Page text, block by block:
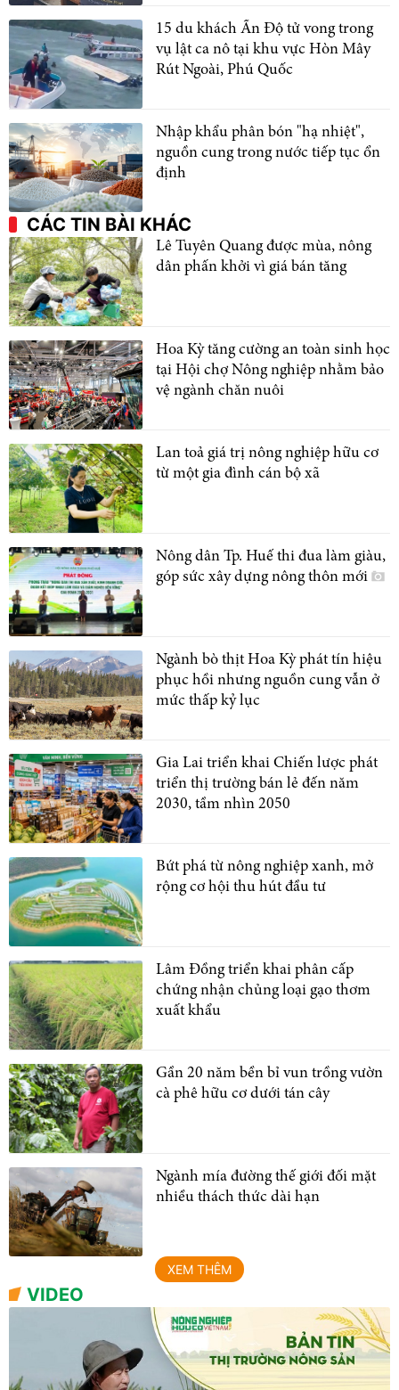
15 du khách Ấn Độ tử vong trong
vụ lật ca nô tại khu vực Hòn Mây
Rút Ngoài, Phú Quốc
Nhập khẩu phân bón "hạ nhiệt",
nguồn cung trong nước tiếp tục ổn
định
CÁC TIN BÀI KHÁC
Lê Tuyên Quang được mùa, nông
dân phấn khởi vì giá bán tăng
Hoa Kỳ tăng cường an toàn sinh học
tại Hội chợ Nông nghiệp nhằm bảo
vệ ngành chăn nuôi
Lan toả giá trị nông nghiệp hữu cơ
từ một gia đình cán bộ xã
Nông dân Tp. Huế thi đua làm giàu,
góp sức xây dựng nông thôn mới
Ngành bò thịt Hoa Kỳ phát tín hiệu
phục hồi nhưng nguồn cung vẫn ở
mức thấp kỷ lục
Gia Lai triển khai Chiến lược phát
triển thị trường bán lẻ đến năm
2030, tầm nhìn 2050
Bứt phá từ nông nghiệp xanh, mở
rộng cơ hội thu hút đầu tư
Lâm Đồng triển khai phân cấp
chứng nhận chủng loại gạo thơm
xuất khẩu
Gần 20 năm bền bỉ vun trồng vườn
cà phê hữu cơ dưới tán cây
Ngành mía đường thế giới đối mặt
nhiều thách thức dài hạn
XEM THÊM
VIDEO